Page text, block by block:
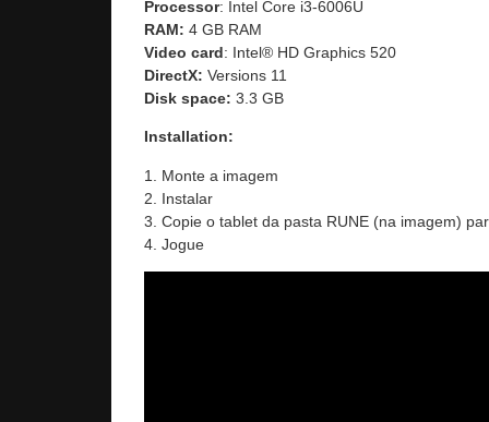
Processor: Intel Core i3-6006U
RAM: 4 GB RAM
Video card: Intel® HD Graphics 520
DirectX: Versions 11
Disk space: 3.3 GB
Installation:
1. Monte a imagem
2. Instalar
3. Copie o tablet da pasta RUNE (na imagem)
4. Jogue